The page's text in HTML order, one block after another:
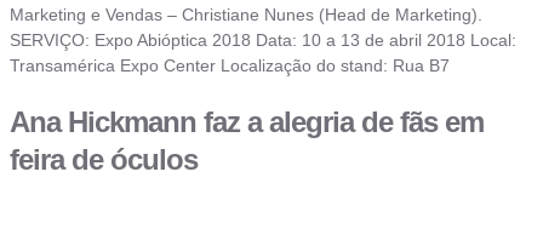
Marketing e Vendas – Christiane Nunes (Head de Marketing).
SERVIÇO: Expo Abióptica 2018 Data: 10 a 13 de abril 2018 Local:
Transamérica Expo Center Localização do stand: Rua B7
Ana Hickmann faz a alegria de fãs em
feira de óculos